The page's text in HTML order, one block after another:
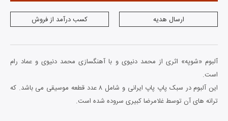
ارسال هدیه کسب درآمد از فروش
آلبوم «شوپه» اثری از محمد دنیوی و با آهنگسازی محمد دنیوی و عماد رام
است.
این آلبوم در سبک پاپ پاپ ایرانی و شامل ۸ عدد قطعه موسیقی می باشد. که
ترانه های آن توسط غلامرضا کبیری سروده شده است.